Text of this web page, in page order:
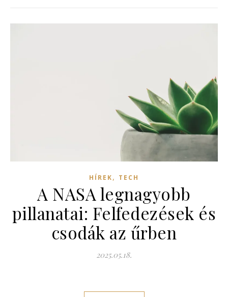
HÍREK, TECH
A NASA legnagyobb
pillanatai: Felfedezések és
csodák az űrben
2025.05.18.